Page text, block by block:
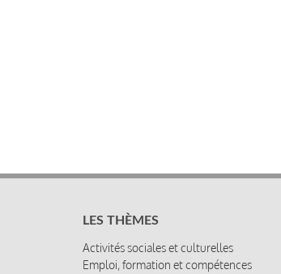
LES THÈMES
Activités sociales et culturelles
Emploi, formation et compétences